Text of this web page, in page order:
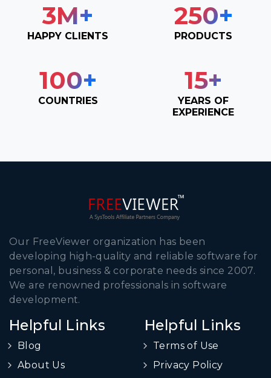
3M+
HAPPY CLIENTS
250+
PRODUCTS
100+
COUNTRIES
15+
YEARS OF
EXPERIENCE
Our FreeViewer organization has been
developing high-quality and reliable software for
personal, business & corporate needs since 2007.
We are renowned professionals in software
development.
Helpful Links
Blog
About Us
Helpful Links
Terms of Use
Privacy Policy